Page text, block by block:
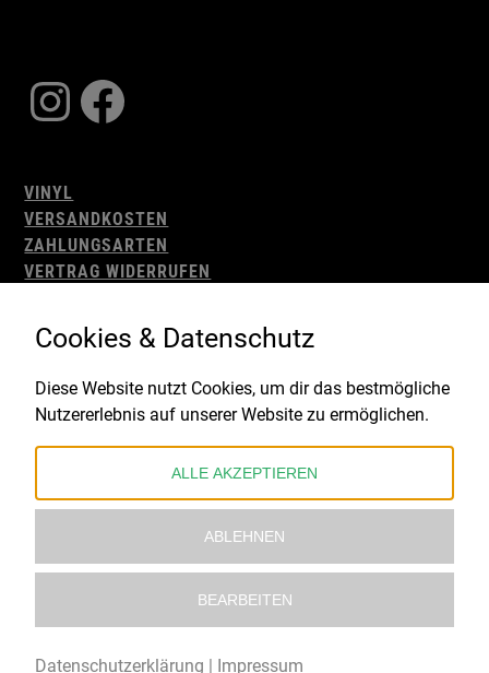
Instagram
Facebook
VINYL
VERSANDKOSTEN
ZAHLUNGSARTEN
VERTRAG WIDERRUFEN
WIDERRUFSBELEHRUNG
IMPRESSUM
Gefördert durch:
Cookies & Datenschutz
Diese Website nutzt Cookies, um dir das bestmögliche
Nutzererlebnis auf unserer Website zu ermöglichen.
ALLE AKZEPTIEREN
ABLEHNEN
BEARBEITEN
Datenschutzerklärung | Impressum